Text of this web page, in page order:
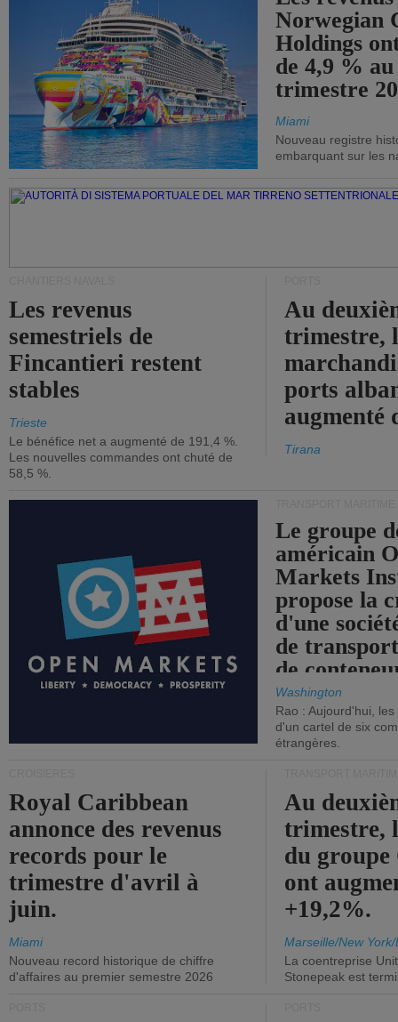
Norwegian
Holdings
de 4,9 %
trimestre
Miami
Nouveau registre
embarquant sur les
Les revenus
semestriels de
Fincantieri restent
stables
Trieste
Le bénéfice net a augmenté de 191,4 %.
Les nouvelles commandes ont chuté de
58,5 %.
Au
trimestre,
ports
augmenté
Tirana
Le groupe
américain
Markets
propose la
d'une
de
de
Washington
Rao : Aujourd'hui,
d'un cartel de six
étrangères.
Royal Caribbean
annonce des revenus
records pour le
trimestre d'avril à
juin.
Miami
Nouveau record historique de chiffre
d'affaires au premier semestre 2026
Au
trimestre,
du
ont
+19,2%.
Marseille/New
La coentreprise
Stonepeak est